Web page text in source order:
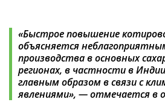
«Быстрое повышение
объясняется
производства в основных
регионах, в частности в
главным образом в связи с
явлениями», — отмечается в